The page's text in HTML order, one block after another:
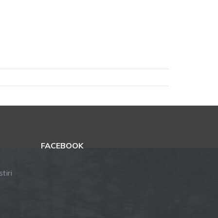
FACEBOOK